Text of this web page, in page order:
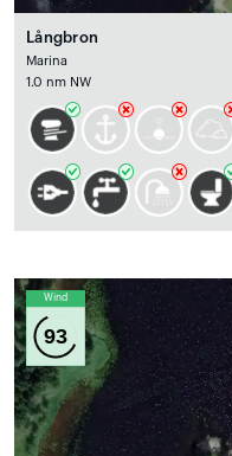
Långbron
Marina
1.0 nm NW
Wind
93